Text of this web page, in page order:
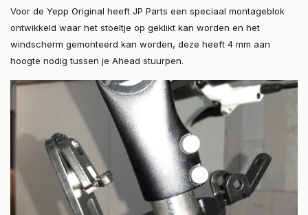
Voor de Yepp Original heeft JP Parts een speciaal montageblok
ontwikkeld waar het stoeltje op geklikt kan worden en het
windscherm gemonteerd kan worden, deze heeft 4 mm aan
hoogte nodig tussen je Ahead stuurpen.